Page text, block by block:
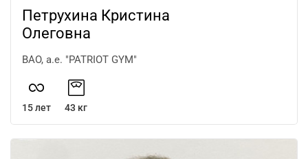
Петрухина Кристина
Олеговна
ВАО, а.е. "PATRIOT GYM"
15 лет 43 кг